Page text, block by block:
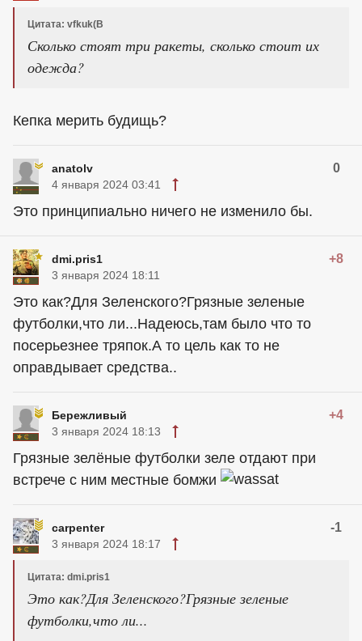
Цитата: vfkuk(В
Сколько стоят три ракеты, сколько стоит их
одежда?
Кепка мерить будищь?
anatolv 0
4 января 2024 03:41
Это принципиально ничего не изменило бы.
dmi.pris1 +8
3 января 2024 18:11
Это как?Для Зеленского?Грязные зеленые
футболки,что ли...Надеюсь,там было что то
посерьезнее тряпок.А то цель как то не
оправдывает средства..
Бережливый +4
3 января 2024 18:13
Грязные зелёные футболки зеле отдают при
встрече с ним местные бомжи
carpenter -1
3 января 2024 18:17
Цитата: dmi.pris1
Это как?Для Зеленского?Грязные зеленые
футболки,что ли...